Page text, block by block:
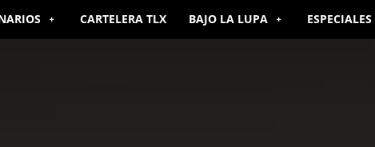
CARTELERA TLX BAJO LA LUPA ESPECIALES